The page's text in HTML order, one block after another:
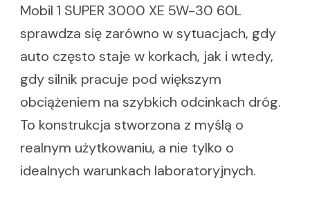
Mobil 1 SUPER 3000 XE 5W-30 60L
sprawdza się zarówno w sytuacjach, gdy
auto często staje w korkach, jak i wtedy,
gdy silnik pracuje pod większym
obciążeniem na szybkich odcinkach dróg.
To konstrukcja stworzona z myślą o
realnym użytkowaniu, a nie tylko o
idealnych warunkach laboratoryjnych.